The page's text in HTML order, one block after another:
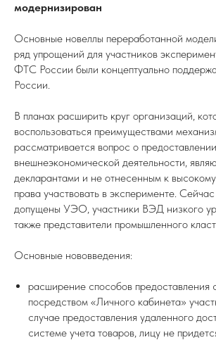
модернизирован
Основные новеллы переработанной
ряд упрощений для участников
ФТС России были концептуально
России.
В планах расширить круг организаций,
воспользоваться преимуществами
рассматривается вопрос о
внешнеэкономической деятельности,
декларантами и не отнесенным к
права участвовать в эксперименте.
допущены УЭО, участники ВЭД низкого
также представители промышленного
Основные нововведения:
расширение способов предоставления
посредством «Личного кабинета»
случае предоставления удаленного
системе учета товаров, лицу не